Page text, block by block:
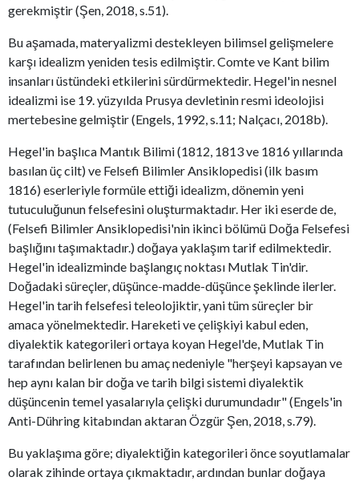
gerekmiştir (Şen, 2018, s.51).
Bu aşamada, materyalizmi destekleyen bilimsel gelişmelere
karşı idealizm yeniden tesis edilmiştir. Comte ve Kant bilim
insanları üstündeki etkilerini sürdürmektedir. Hegel'in nesnel
idealizmi ise 19. yüzyılda Prusya devletinin resmi ideolojisi
mertebesine gelmiştir (Engels, 1992, s.11; Nalçacı, 2018b).
Hegel'in başlıca Mantık Bilimi (1812, 1813 ve 1816 yıllarında
basılan üç cilt) ve Felsefi Bilimler Ansiklopedisi (ilk basım
1816) eserleriyle formüle ettiği idealizm, dönemin yeni
tutuculuğunun felsefesini oluşturmaktadır. Her iki eserde de,
(Felsefi Bilimler Ansiklopedisi'nin ikinci bölümü Doğa Felsefesi
başlığını taşımaktadır.) doğaya yaklaşım tarif edilmektedir.
Hegel'in idealizminde başlangıç noktası Mutlak Tin'dir.
Doğadaki süreçler, düşünce-madde-düşünce şeklinde ilerler.
Hegel'in tarih felsefesi teleolojiktir, yani tüm süreçler bir
amaca yönelmektedir. Hareketi ve çelişkiyi kabul eden,
diyalektik kategorileri ortaya koyan Hegel'de, Mutlak Tin
tarafından belirlenen bu amaç nedeniyle "herşeyi kapsayan ve
hep aynı kalan bir doğa ve tarih bilgi sistemi diyalektik
düşüncenin temel yasalarıyla çelişki durumundadır" (Engels'in
Anti-Dühring kitabından aktaran Özgür Şen, 2018, s.79).
Bu yaklaşıma göre; diyalektiğin kategorileri önce soyutlamalar
olarak zihinde ortaya çıkmaktadır, ardından bunlar doğaya